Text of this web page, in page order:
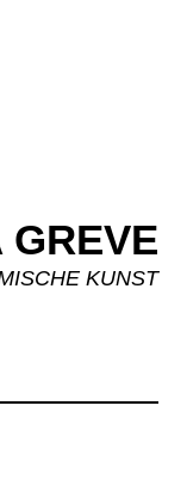
GREVE
KUNST